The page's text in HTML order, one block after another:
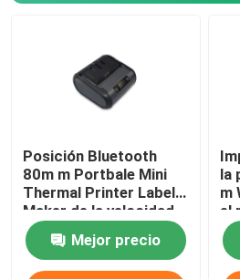
Posición Bluetooth
80m m Portbale Mini
Thermal Printer Label
Maker de la velocidad
rápida USB
Mejor precio
la
m
el